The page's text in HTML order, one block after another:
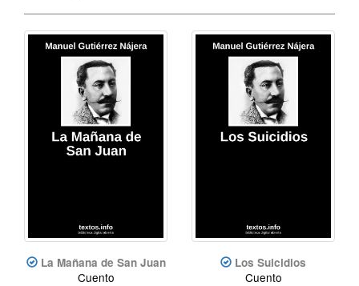
La Mañana de San Juan
Cuento
Los Suicidios
Cuento